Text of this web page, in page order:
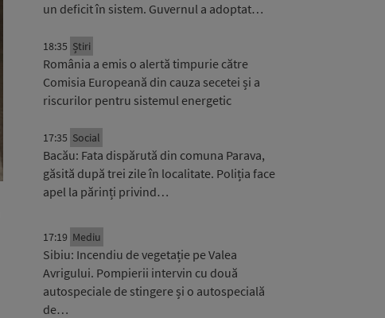
un deficit în sistem. Guvernul a adoptat…
18:35 Știri
România a emis o alertă timpurie către
Comisia Europeană din cauza secetei și a
riscurilor pentru sistemul energetic
17:35 Social
Bacău: Fata dispărută din comuna Parava,
găsită după trei zile în localitate. Poliția face
apel la părinți privind…
17:19 Mediu
Sibiu: Incendiu de vegetație pe Valea
Avrigului. Pompierii intervin cu două
autospeciale de stingere și o autospecială
de…